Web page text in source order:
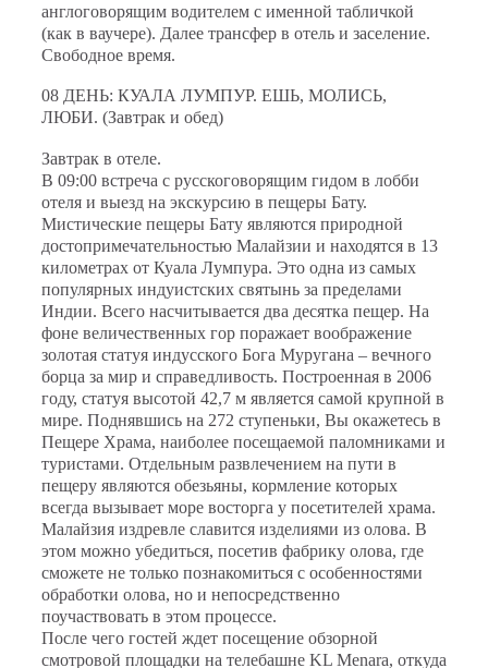
англоговорящим водителем с именной табличкой
(как в ваучере). Далее трансфер в отель и заселение.
Свободное время.
08 ДЕНЬ: КУАЛА ЛУМПУР. ЕШЬ, МОЛИСЬ,
ЛЮБИ. (Завтрак и обед)
Завтрак в отеле.
В 09:00 встреча с русскоговорящим гидом в лобби
отеля и выезд на экскурсию в пещеры Бату.
Мистические пещеры Бату являются природной
достопримечательностью Малайзии и находятся в 13
километрах от Куала Лумпура. Это одна из самых
популярных индуистских святынь за пределами
Индии. Всего насчитывается два десятка пещер. На
фоне величественных гор поражает воображение
золотая статуя индусского Бога Муругана – вечного
борца за мир и справедливость. Построенная в 2006
году, статуя высотой 42,7 м является самой крупной в
мире. Поднявшись на 272 ступеньки, Вы окажетесь в
Пещере Храма, наиболее посещаемой паломниками и
туристами. Отдельным развлечением на пути в
пещеру являются обезьяны, кормление которых
всегда вызывает море восторга у посетителей храма.
Малайзия издревле славится изделиями из олова. В
этом можно убедиться, посетив фабрику олова, где
сможете не только познакомиться с особенностями
обработки олова, но и непосредственно
поучаствовать в этом процессе.
После чего гостей ждет посещение обзорной
смотровой площадки на телебашне KL Menara, откуда